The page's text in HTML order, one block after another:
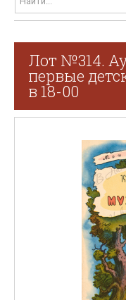
Лот №314.
первые
в 18-00